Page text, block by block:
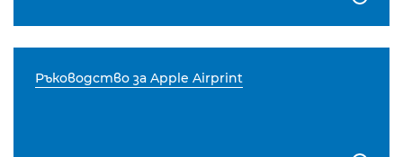
Ръководство за Apple Airprint